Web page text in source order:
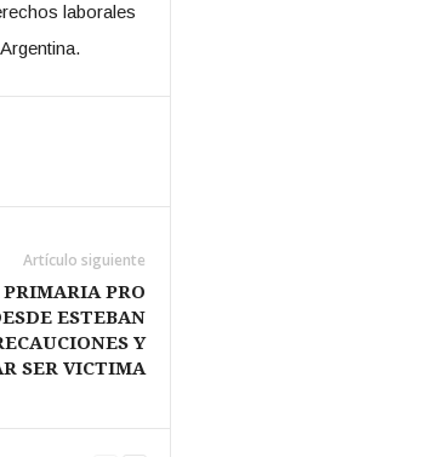
laborales
Artículo siguiente
PRO
ESTEBAN
Y
SER VICTIMA